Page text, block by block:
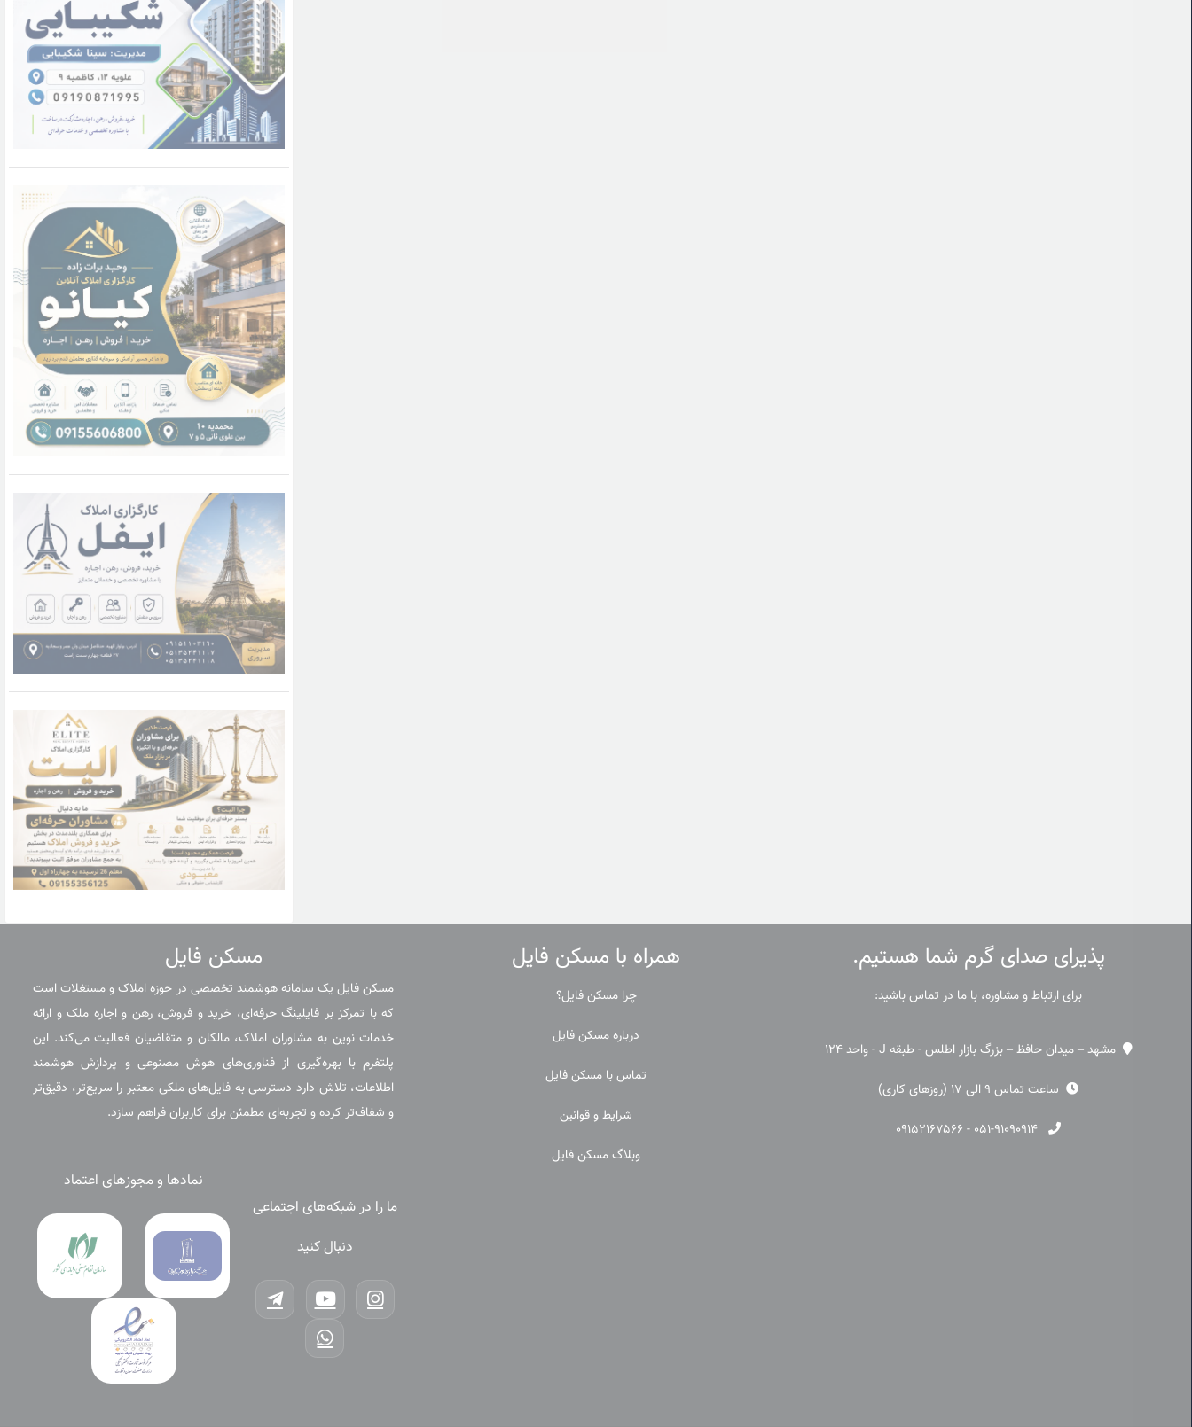
پذیرای صدای گرم شما هستیم.
برای ارتباط و مشاوره، با ما در تماس باشید:
مشهد – میدان حافظ – بزرگ بازار اطلس - طبقه J - واحد 124
ساعت تماس 9 الی 17 (روزهای کاری)
۰۵۱-۹۱۰۹۰۹۱۴ - ۰۹۱۵۲۱۶۷۵۶۶
همراه با مسکن فایل
چرا مسکن فایل؟
درباره مسکن فایل
تماس با مسکن فایل
شرایط و قوانین
وبلاگ مسکن فایل
مسکن فایل
مسکن فایل یک سامانه هوشمند تخصصی در حوزه املاک و مستغلات است
که با تمرکز بر فایلینگ حرفه‌ای، خرید و فروش، رهن و اجاره ملک و ارائه
خدمات نوین به مشاوران املاک، مالکان و متقاضیان فعالیت می‌کند. این
پلتفرم با بهره‌گیری از فناوری‌های هوش مصنوعی و پردازش هوشمند
اطلاعات، تلاش دارد دسترسی به فایل‌های ملکی معتبر را سریع‌تر، دقیق‌تر
و شفاف‌تر کرده و تجربه‌ای مطمئن برای کاربران فراهم سازد.
ما را در شبکه‌های اجتماعی
دنبال کنید
نمادها و مجوزهای اعتماد